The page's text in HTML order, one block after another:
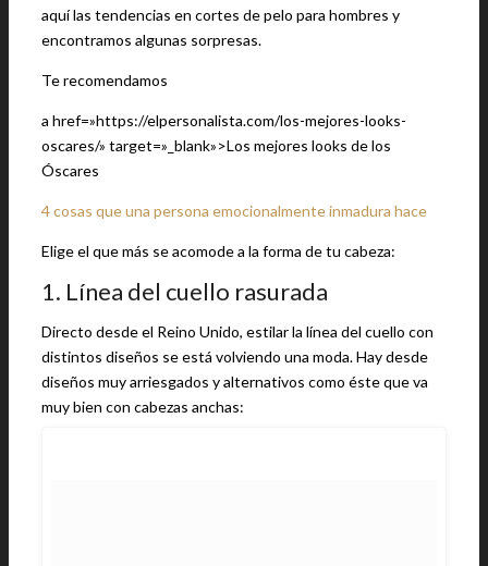
aquí las tendencias en cortes de pelo para hombres y
encontramos algunas sorpresas.
Te recomendamos
a href=»https://elpersonalista.com/los-mejores-looks-
oscares/» target=»_blank»>Los mejores looks de los
Óscares
4 cosas que una persona emocionalmente inmadura hace
Elige el que más se acomode a la forma de tu cabeza:
1. Línea del cuello rasurada
Directo desde el Reino Unido, estilar la línea del cuello con
distintos diseños se está volviendo una moda. Hay desde
diseños muy arriesgados y alternativos como éste que va
muy bien con cabezas anchas: